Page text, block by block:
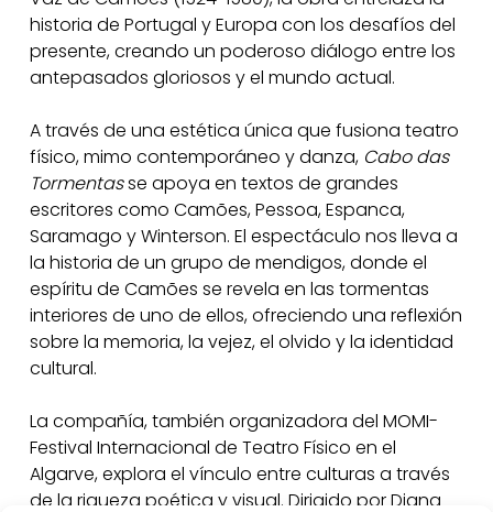
historia de Portugal y Europa con los desafíos del
presente, creando un poderoso diálogo entre los
antepasados gloriosos y el mundo actual.
A través de una estética única que fusiona teatro
físico, mimo contemporáneo y danza, Cabo das
Tormentasse apoya en textos de grandes
escritores como Camões, Pessoa, Espanca,
Saramago y Winterson. El espectáculo nos lleva a
la historia de un grupo de mendigos, donde el
espíritu de Camões se revela en las tormentas
interiores de uno de ellos, ofreciendo una reflexión
sobre la memoria, la vejez, el olvido y la identidad
cultural.
La compañía, también organizadora del MOMI-
Festival Internacional de Teatro Físico en el
Algarve, explora el vínculo entre culturas a través
de la riqueza poética y visual. Dirigido por Diana